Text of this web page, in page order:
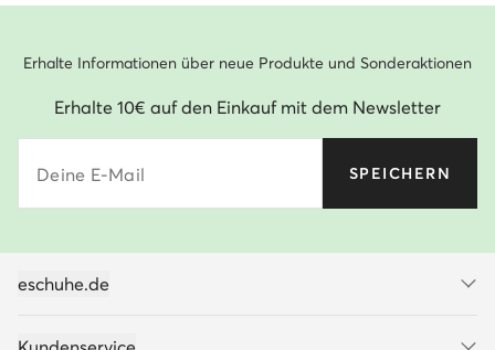
Erhalte Informationen über neue Produkte und Sonderaktionen
Erhalte 10€ auf den Einkauf mit dem Newsletter
Deine E-Mail SPEICHERN
eschuhe.de